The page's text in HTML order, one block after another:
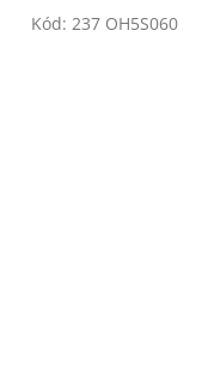
Kód: 237 OH5S060